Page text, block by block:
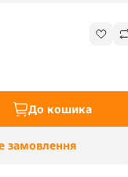
До кошика
замовлення